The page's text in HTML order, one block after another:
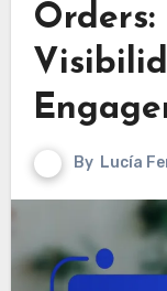
Orders:
By Lucía